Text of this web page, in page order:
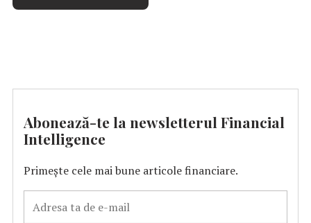
Abonează-te la newsletterul Financial
Intelligence
Primește cele mai bune articole financiare.